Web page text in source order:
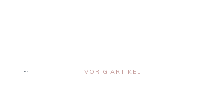
VORIG ARTIKEL